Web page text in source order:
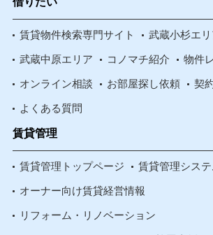
賃貸物件検索専門サイト 武蔵小杉エリ
武蔵中原エリア コノマチ紹介 物件
オンライン相談 お部屋探し依頼 契
よくある質問
賃貸管理
賃貸管理トップページ 賃貸管理システ
オーナー向け賃貸経営情報
リフォーム・リノベーション